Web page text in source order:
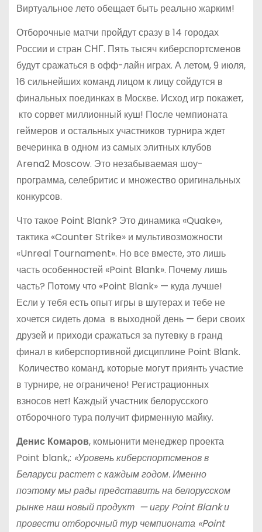
Виртуальное лето обещает быть реально жарким!
Отборочные матчи пройдут сразу в 14 городах
России и стран СНГ. Пять тысяч киберспортсменов
будут сражаться в офф-лайн играх. А летом, 9 июля,
16 сильнейших команд лицом к лицу сойдутся в
финальных поединках в Москве. Исход игр покажет,
кто сорвет миллионный куш! После чемпионата
геймеров и остальных участников турнира ждет
вечеринка в одном из самых элитных клубов
Arena2 Moscow. Это незабываемая шоу-
программа, селебритис и множество оригинальных
конкурсов.
Что такое Point Blank? Это динамика «Quake»,
тактика «Counter Strike» и мультивозможности
«Unreal Tournament». Но все вместе, это лишь
часть особенностей «Point Blank». Почему лишь
часть? Потому что «Point Blank» — куда лучше!
Если у тебя есть опыт игры в шутерах и тебе не
хочется сидеть дома в выходной день — бери своих
друзей и приходи сражаться за путевку в гранд
финал в киберспортивной дисциплине Point Blank.
Количество команд, которые могут приянть участие
в турнире, не ограничено! Регистрационных
взносов нет! Каждый участник белорусского
отборочного тура получит фирменную майку.
Денис Комаров, комьюнити менеджер проекта
Point blank,: «Уровень киберспортсменов в
Беларуси растет с каждым годом. Именно
поэтому мы рады представить на белорусском
рынке наш новый продукт — игру Point Blank и
провести отборочный тур чемпионата «Point